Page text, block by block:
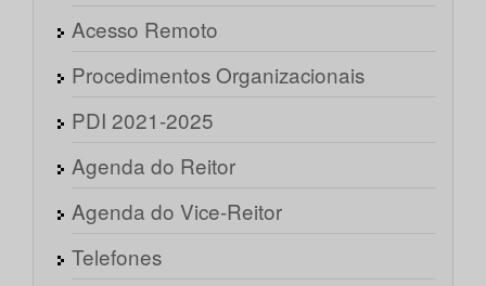
Acesso Remoto
Procedimentos Organizacionais
PDI 2021-2025
Agenda do Reitor
Agenda do Vice-Reitor
Telefones